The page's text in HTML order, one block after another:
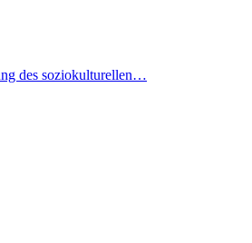
des soziokulturellen…